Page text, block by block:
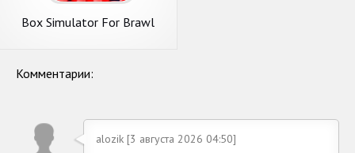
Box Simulator For Brawl
Комментарии:
alozik [3 августа 2026 04:50]